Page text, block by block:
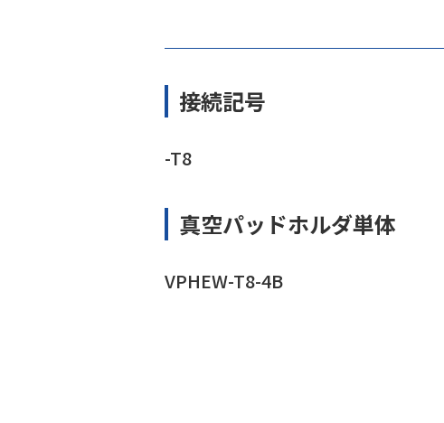
接続記号
-T8
真空パッドホルダ単体
VPHEW-T8-4B